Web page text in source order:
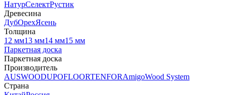
НатурСелектРустик
Древесина
ДубОрехЯсень
Толщина
12 мм13 мм14 мм15 мм
Паркетная доска
Паркетная доска
Производитель
AUSWOODUPOFLOORTENFORAmigoWood System
Страна